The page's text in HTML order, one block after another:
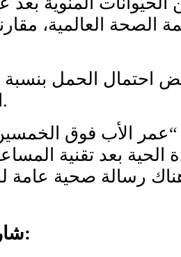
الأب فوق 50 عاما.
“عمر الأب فوق
الحية بعد تقنية
رسالة صحية عامة
شارك هذا الموضوع: